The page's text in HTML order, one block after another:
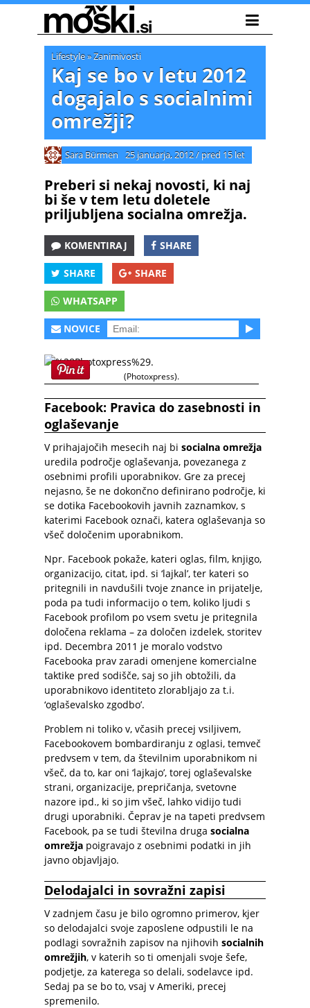
Lifestyle»Zanimivosti
Kaj se bo v letu 2012
dogajalo s socialnimi
omrežji?
Sara Bürmen 25 januarja, 2012/ pred 15 let
Preberi si nekaj novosti, ki naj
bi še v tem letu doletele
priljubljena socialna omrežja.
KOMENTIRAJ SHARE
SHARE SHARE
WHATSAPP
NOVICE
(Photoxpress).
Facebook: Pravica do zasebnosti in
oglaševanje
V prihajajočih mesecih naj bi socialna omrežja
uredila področje oglaševanja, povezanega z
osebnimi profili uporabnikov. Gre za precej
nejasno, še ne dokončno definirano področje, ki
se dotika Facebookovih javnih zaznamkov, s
katerimi Facebook označi, katera oglaševanja so
všeč določenim uporabnikom.
Npr. Facebook pokaže, kateri oglas, film, knjigo,
organizacijo, citat, ipd. si ‘lajkal’, ter kateri so
pritegnili in navdušili tvoje znance in prijatelje,
poda pa tudi informacijo o tem, koliko ljudi s
Facebook profilom po vsem svetu je pritegnila
določena reklama – za določen izdelek, storitev
ipd. Decembra 2011 je moralo vodstvo
Facebooka prav zaradi omenjene komercialne
taktike pred sodišče, saj so jih obtožili, da
uporabnikovo identiteto zlorabljajo za t.i.
‘oglaševalsko zgodbo’.
Problem ni toliko v, včasih precej vsiljivem,
Facebookovem bombardiranju z oglasi, temveč
predvsem v tem, da številnim uporabnikom ni
všeč, da to, kar oni ‘lajkajo’, torej oglaševalske
strani, organizacije, prepričanja, svetovne
nazore ipd., ki so jim všeč, lahko vidijo tudi
drugi uporabniki. Čeprav je na tapeti predvsem
Facebook, pa se tudi številna druga socialna
omrežja poigravajo z osebnimi podatki in jih
javno objavljajo.
Delodajalci in sovražni zapisi
V zadnjem času je bilo ogromno primerov, kjer
so delodajalci svoje zaposlene odpustili le na
podlagi sovražnih zapisov na njihovih socialnih
omrežjih, v katerih so ti omenjali svoje šefe,
podjetje, za katerega so delali, sodelavce ipd.
Sedaj pa se bo to, vsaj v Ameriki, precej
spremenilo.